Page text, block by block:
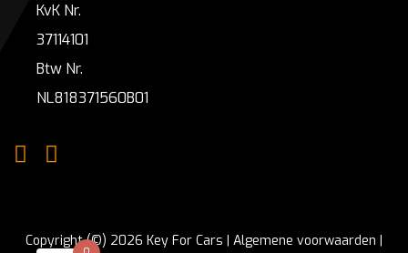
KvK Nr.
37114101
Btw Nr.
NL818371560B01
Copyright (©) 2026 Key For Cars | Algemene voorwaarden